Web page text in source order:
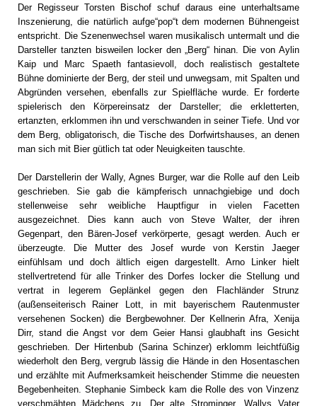
Der Regisseur Torsten Bischof schuf daraus eine unterhaltsame
Inszenierung, die natürlich aufge“pop“t dem modernen Bühnengeist
entspricht. Die Szenenwechsel waren musikalisch untermalt und die
Darsteller tanzten bisweilen locker den „Berg“ hinan. Die von Aylin
Kaip und Marc Spaeth fantasievoll, doch realistisch gestaltete
Bühne dominierte der Berg, der steil und unwegsam, mit Spalten und
Abgründen versehen, ebenfalls zur Spielfläche wurde. Er forderte
spielerisch den Körpereinsatz der Darsteller; die erkletterten,
ertanzten, erklommen ihn und verschwanden in seiner Tiefe. Und vor
dem Berg, obligatorisch, die Tische des Dorfwirtshauses, an denen
man sich mit Bier gütlich tat oder Neuigkeiten tauschte.
Der Darstellerin der Wally, Agnes Burger, war die Rolle auf den Leib
geschrieben. Sie gab die kämpferisch unnachgiebige und doch
stellenweise sehr weibliche Hauptfigur in vielen Facetten
ausgezeichnet. Dies kann auch von Steve Walter, der ihren
Gegenpart, den Bären-Josef verkörperte, gesagt werden. Auch er
überzeugte. Die Mutter des Josef wurde von Kerstin Jaeger
einfühlsam und doch ältlich eigen dargestellt. Arno Linker hielt
stellvertretend für alle Trinker des Dorfes locker die Stellung und
vertrat in legerem Geplänkel gegen den Flachländer Strunz
(außenseiterisch Rainer Lott, in mit bayerischem Rautenmuster
versehenen Socken) die Bergbewohner. Der Kellnerin Afra, Xenija
Dirr, stand die Angst vor dem Geier Hansi glaubhaft ins Gesicht
geschrieben. Der Hirtenbub (Sarina Schinzer) erklomm leichtfüßig
wiederholt den Berg, vergrub lässig die Hände in den Hosentaschen
und erzählte mit Aufmerksamkeit heischender Stimme die neuesten
Begebenheiten. Stephanie Simbeck kam die Rolle des von Vinzenz
verschmähten Mädchens zu. Der alte Strominger, Wallys Vater